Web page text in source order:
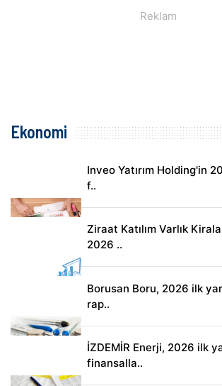
Ekonomi
Inveo Yatırım Holding'in
f..
Ziraat Katılım Varlık
2026 ..
Borusan Boru, 2026 ilk
rap..
İZDEMİR Enerji, 2026 ilk
finansalla..